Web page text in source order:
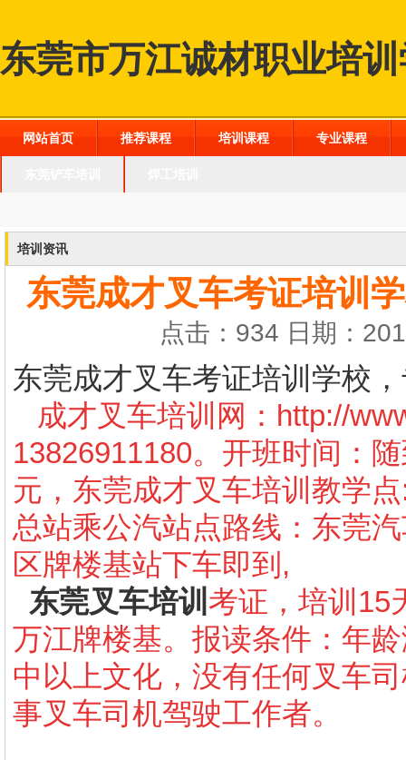
东莞市万江诚材职业培
网站首页 推荐课程 培训课程 专业课程
培训资讯
东莞成才叉车考证培训
点击：934 日期：
东莞成才叉车考证培训学校
成才叉车培训网： http://
13826911180。开班时间：
元，东莞成才叉车培训教学
总站乘公汽站点路线：东莞
区牌楼基站下车即到,
东莞叉车培训 考证，培训15
万江牌楼基。报读条件：年
中以上文化，没有任何叉车
事叉车司机驾驶工作者。